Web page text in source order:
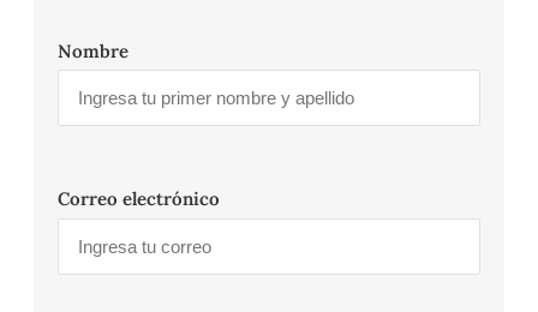
Nombre
Correo electrónico